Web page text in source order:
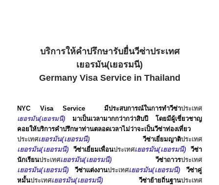
บริการให้คำปรึกษารับยื่นวีซ่าประเทศ
เยอรมัน(เยอรมนี)
Germany Visa Service in Thailand
NYC Visa Service มีประสบการณ์ในการทำวีซ่าประเทศ
เยอรมัน(เยอรมนี) มาเป็นเวลามากกว่ากว่าสิบปี โดยมีผู้เชี่ยวชาญ
คอยให้บริการคำปรึกษาท่านตลอดเวลาไม่ว่าจะเป็นวีซ่าท่องเที่ยว
ประเทศเยอรมัน(เยอรมนี) วีซ่าเยี่ยมญาติประเทศ
เยอรมัน(เยอรมนี) วีซ่าเยี่ยมเพื่อนประเทศเยอรมัน(เยอรมนี) วีซ่า
นักเรียนประเทศเยอรมัน(เยอรมนี) วีซ่าถาวรประเทศ
เยอรมัน(เยอรมนี) วีซ่าแต่งงานประเทศเยอรมัน(เยอรมนี)
วีซ่าคู่
หมั้นประเทศเยอรมัน(เยอรมนี) วีซ่าย้ายถิ่นฐานประเทศ